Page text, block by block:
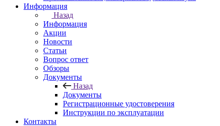
Информация
Назад
Информация
Акции
Новости
Статьи
Вопрос ответ
Обзоры
Документы
Назад
Документы
Регистрационные удостоверения
Инструкции по эксплуатации
Контакты